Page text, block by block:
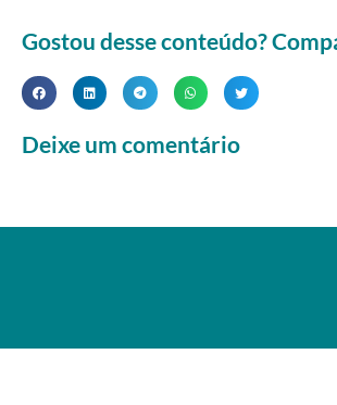
Gostou desse conteúdo?
Deixe um comentário